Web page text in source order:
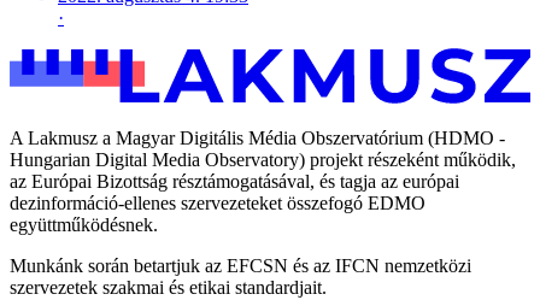
·
A Lakmusz a Magyar Digitális Média Obszervatórium (HDMO -
Hungarian Digital Media Observatory) projekt részeként működik,
az Európai Bizottság résztámogatásával, és tagja az európai
dezinformáció-ellenes szervezeteket összefogó EDMO
együttműködésnek.
Munkánk során betartjuk az EFCSN és az IFCN nemzetközi
szervezetek szakmai és etikai standardjait.